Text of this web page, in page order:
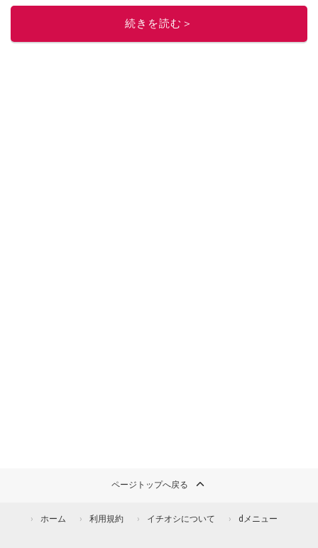
続きを読む＞
ページトップへ戻る
ホーム 利用規約 イチオシについて dメニュー